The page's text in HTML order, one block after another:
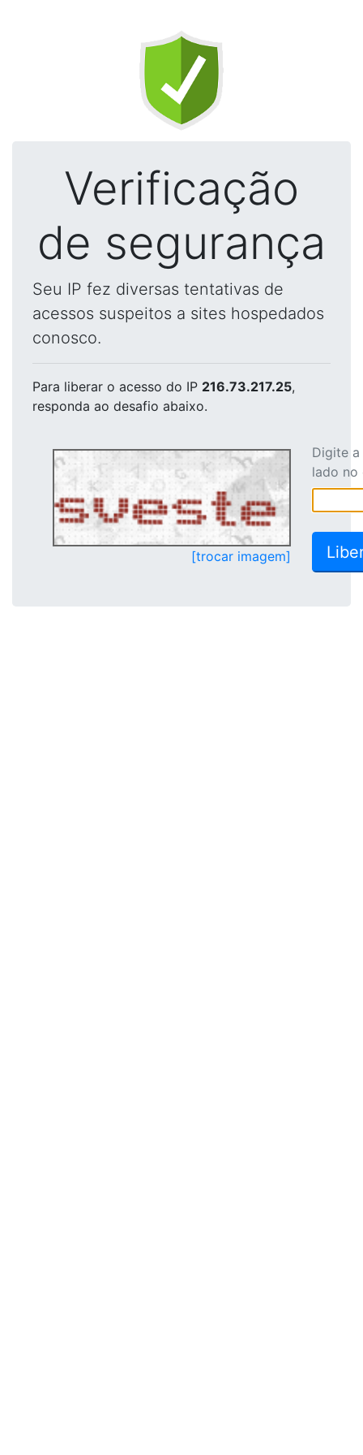
Verificação
de segurança
Seu IP fez diversas tentativas de
acessos suspeitos a sites hospedados
conosco.
Para liberar o acesso do IP 216.73.217.25,
responda ao desafio abaixo.
[trocar imagem]
Digite
lado no